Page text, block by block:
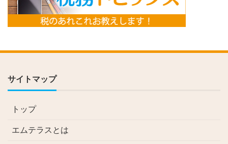
サイトマップ
トップ
エムテラスとは